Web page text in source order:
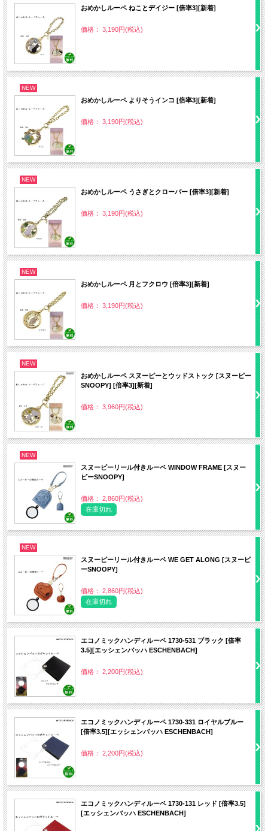
おめかしルーペ ねことデイジー [倍率3][新着]
価格： 3,190円(税込)
NEW
おめかしルーペ よりそうインコ [倍率3][新着]
価格： 3,190円(税込)
NEW
おめかしルーペ うさぎとクローバー [倍率3][新着]
価格： 3,190円(税込)
NEW
おめかしルーペ 月とフクロウ [倍率3][新着]
価格： 3,190円(税込)
NEW
おめかしルーペ スヌーピーとウッドストック [スヌーピー
SNOOPY] [倍率3][新着]
価格： 3,960円(税込)
NEW
スヌーピーリール付きルーペ WINDOW FRAME [スヌー
ピーSNOOPY]
価格： 2,860円(税込)
在庫切れ
NEW
スヌーピーリール付きルーペ WE GET ALONG [スヌーピ
ーSNOOPY]
価格： 2,860円(税込)
在庫切れ
エコノミックハンディルーペ 1730-531 ブラック [倍率
3.5][エッシェンバッハ ESCHENBACH]
価格： 2,200円(税込)
エコノミックハンディルーペ 1730-331 ロイヤルブルー
[倍率3.5][エッシェンバッハ ESCHENBACH]
価格： 2,200円(税込)
エコノミックハンディルーペ 1730-131 レッド [倍率3.5]
[エッシェンバッハ ESCHENBACH]